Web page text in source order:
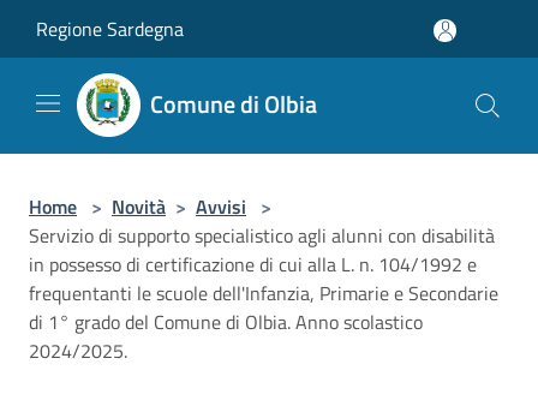
Regione Sardegna
Comune di Olbia
Home > Novità > Avvisi >
Servizio di supporto specialistico agli alunni con disabilità
in possesso di certificazione di cui alla L. n. 104/1992 e
frequentanti le scuole dell'Infanzia, Primarie e Secondarie
di 1° grado del Comune di Olbia. Anno scolastico
2024/2025.